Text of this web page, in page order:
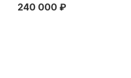
240 000 ₽